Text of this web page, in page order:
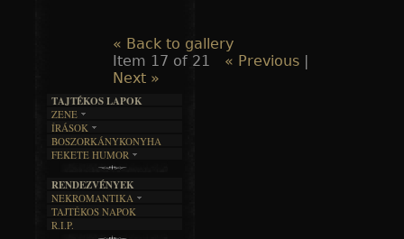
« Back to gallery
Item 17 of 21
« Previous
Next »
TAJTÉKOS LAPOK
ZENE
EGYÜTTESEK
INTERJÚK
FORDÍTÁSOK
DALSZÖVEGEK
ÍRÁSOK
IRODALOM
FILM
MŰVÉSZET
ÍRÁSTÖRTÉNET
BOSZORKÁNYKONYHA
FEKETE HUMOR
SZÖVEGES
RENDEZVÉNYEK
NEKROMANTIKA
AKTUÁLIS
A MÚLT
TAJTÉKOS NAPOK
R.I.P.